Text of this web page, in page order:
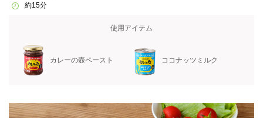
約15分
使用アイテム
カレーの壺ペースト ココナッツミルク